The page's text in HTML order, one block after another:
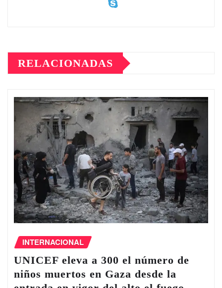
RELACIONADAS
INTERNACIONAL
UNICEF eleva a 300 el número de
niños muertos en Gaza desde la